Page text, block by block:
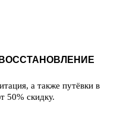
а также путёвки в
50% скидку.